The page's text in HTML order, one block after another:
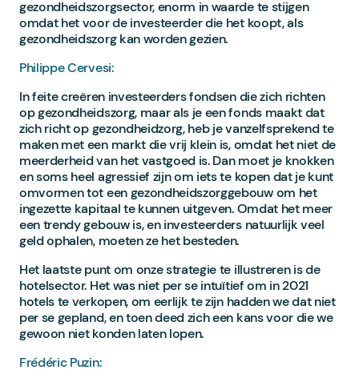
gezondheidszorgsector, enorm in waarde te stijgen
omdat het voor de investeerder die het koopt, als
gezondheidszorg kan worden gezien.
Philippe Cervesi:
In feite creëren investeerders fondsen die zich richten
op gezondheidszorg, maar als je een fonds maakt dat
zich richt op gezondheidzorg, heb je vanzelfsprekend te
maken met een markt die vrij klein is, omdat het niet de
meerderheid van het vastgoed is. Dan moet je knokken
en soms heel agressief zijn om iets te kopen dat je kunt
omvormen tot een gezondheidszorggebouw om het
ingezette kapitaal te kunnen uitgeven. Omdat het meer
een trendy gebouw is, en investeerders natuurlijk veel
geld ophalen, moeten ze het besteden.
Het laatste punt om onze strategie te illustreren is de
hotelsector. Het was niet per se intuïtief om in 2021
hotels te verkopen, om eerlijk te zijn hadden we dat niet
per se gepland, en toen deed zich een kans voor die we
gewoon niet konden laten lopen.
Frédéric Puzin: